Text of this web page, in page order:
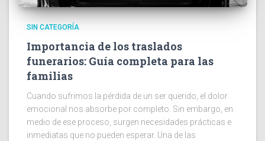
SIN CATEGORÍA
Importancia de los traslados
funerarios: Guía completa para las
familias
Cuando sufrimos la pérdida de un ser querido, el dolor
emocional nos absorbe por completo. Sin embargo, en
medio de ese proceso, surgen necesidades prácticas e
inmediatas que no pueden esperar. Una de las